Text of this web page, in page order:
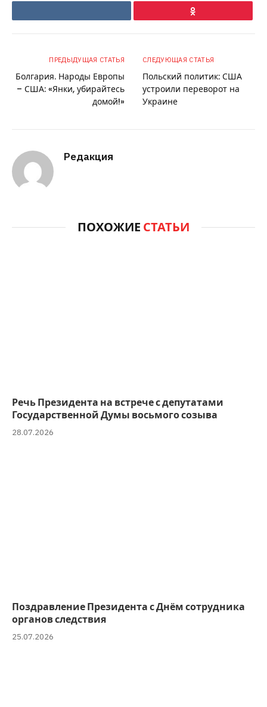
Ok
ПРЕДЫДУЩАЯ СТАТЬЯ
Болгария. Народы Европы
– США: «Янки, убирайтесь
домой!»
СЛЕДУЮЩАЯ СТАТЬЯ
Польский политик: США
устроили переворот на
Украине
Редакция
ПОХОЖИЕ СТАТЬИ
Речь Президента на встрече с депутатами
Государственной Думы восьмого созыва
28.07.2026
Поздравление Президента с Днём сотрудника
органов следствия
25.07.2026